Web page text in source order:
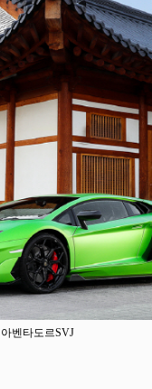
아벤타도르SVJ